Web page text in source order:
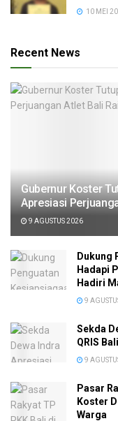
10 MEI
Recent News
Gubernur Koster
Apresiasi
9 AGUSTUS 2026
Dukung
Hadapi
Hadiri
9
Sekda
QRIS
9
Pasar
Koster
Warga